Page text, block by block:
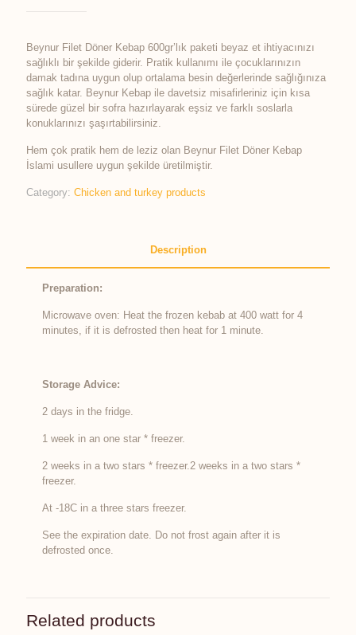
Beynur Filet Döner Kebap 600gr’lık paketi beyaz et ihtiyacınızı
sağlıklı bir şekilde giderir. Pratik kullanımı ile çocuklarınızın
damak tadına uygun olup ortalama besin değerlerinde sağlığınıza
sağlık katar. Beynur Kebap ile davetsiz misafirleriniz için kısa
sürede güzel bir sofra hazırlayarak eşsiz ve farklı soslarla
konuklarınızı şaşırtabilirsiniz.
Hem çok pratik hem de leziz olan Beynur Filet Döner Kebap
İslami usullere uygun şekilde üretilmiştir.
Category: Chicken and turkey products
Description
Preparation:
Microwave oven: Heat the frozen kebab at 400 watt for 4
minutes, if it is defrosted then heat for 1 minute.
Storage Advice:
2 days in the fridge.
1 week in an one star * freezer.
2 weeks in a two stars * freezer.2 weeks in a two stars *
freezer.
At -18C in a three stars freezer.
See the expiration date. Do not frost again after it is
defrosted once.
Related products